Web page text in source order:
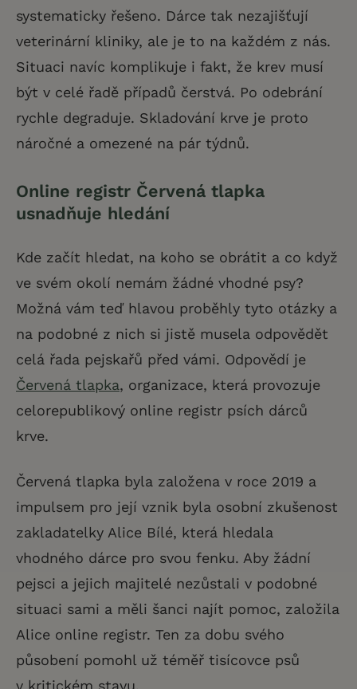
systematicky řešeno. Dárce tak nezajišťují
veterinární kliniky, ale je to na každém z nás.
Situaci navíc komplikuje i fakt, že krev musí
být v celé řadě případů čerstvá. Po odebrání
rychle degraduje. Skladování krve je proto
náročné a omezené na pár týdnů.
Online registr Červená tlapka
usnadňuje hledání
Kde začít hledat, na koho se obrátit a co když
ve svém okolí nemám žádné vhodné psy?
Možná vám teď hlavou proběhly tyto otázky a
na podobné z nich si jistě musela odpovědět
celá řada pejskařů před vámi. Odpovědí je
Červená tlapka, organizace, která provozuje
celorepublikový online registr psích dárců
krve.
Červená tlapka byla založena v roce 2019 a
impulsem pro její vznik byla osobní zkušenost
zakladatelky Alice Bílé, která hledala
vhodného dárce pro svou fenku. Aby žádní
pejsci a jejich majitelé nezůstali v podobné
situaci sami a měli šanci najít pomoc, založila
Alice online registr. Ten za dobu svého
působení pomohl už téměř tisícovce psů
v kritickém stavu.